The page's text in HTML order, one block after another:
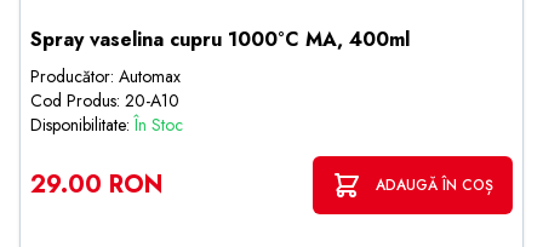
Spray vaselina cupru 1000°C MA, 400ml
Producător: Automax
Cod Produs: 20-A10
Disponibilitate:În Stoc
29.00 RON ADAUGĂ ÎN COȘ